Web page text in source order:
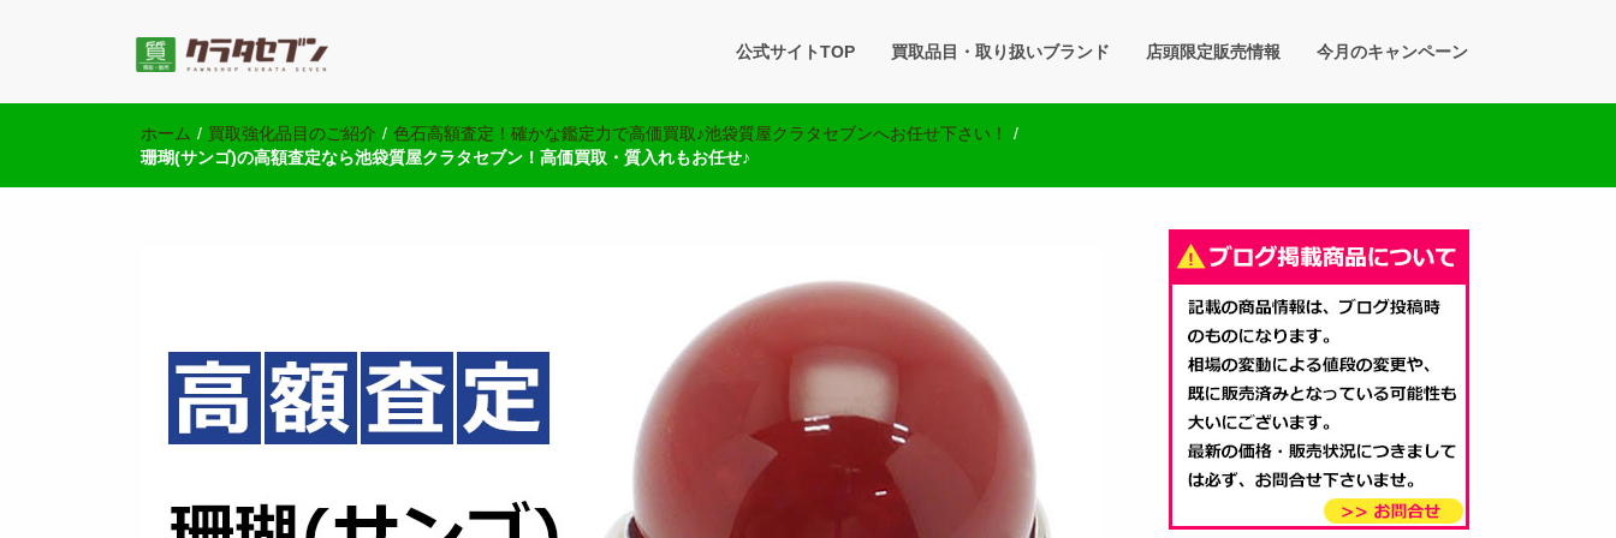
池袋西口にて2店舗営業中のクラタセブン公式ブログです。買取実績・販売商品情報や雑記をお届けします。
公式サイトTOP 買取品目・取り扱いブランド 店頭限定販売情報 今月のキャンペーン
ホーム / 買取強化品目のご紹介 / 色石高額査定！確かな鑑定力で高価買取♪池袋質屋クラタセブンへお任せ下さい！
/
珊瑚(サンゴ)の高額査定なら池袋質屋クラタセブン！高価買取・質入れもお任せ♪